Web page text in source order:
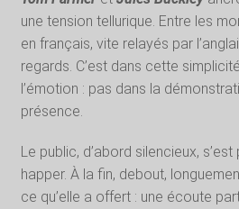
une tension tellurique. Entre les
en français, vite relayés par
regards. C’est dans cette
l’émotion : pas dans la
présence.
Le public, d’abord silencieux,
happer. À la fin, debout,
ce qu’elle a offert : une écoute